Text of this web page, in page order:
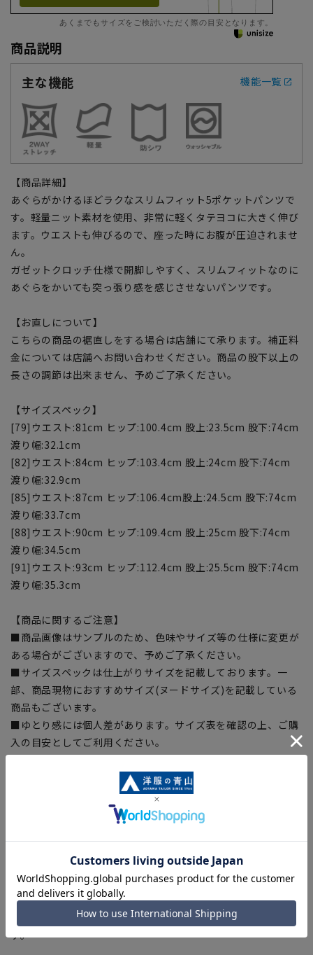
あくまでもサイズをご検討いただく際の目安となります。
商品説明
主な機能
機能一覧
【商品詳細】
あぐらがかけるほどラクなスリムフィット5ポケットパンツで
す。軽量ニット素材を使用、非常に軽くタテヨコに大きく伸び
ます。ウエストも伸びるので、座った時にお腹が圧迫されませ
ん。
ガゼットクロッチ仕様で開脚しやすく、スリムフィットなのに
あぐらをかいても突っ張り感を感じさせないパンツです。
【お直しについて】
こちらの商品の裾直しをする場合は店舗にて承ります。補正料
金については店舗へお問い合わせください。商品の股下以上の
長さの調節は出来ません、予めご了承ください。
【サイズスペック】
[79]ウエスト:81cm ヒップ:100.4cm 股上:23.5cm 股下:74cm
渡り幅:32.1cm
[82]ウエスト:84cm ヒップ:103.4cm 股上:24cm 股下:74cm
渡り幅:32.9cm
[85]ウエスト:87cm ヒップ:106.4cm股上:24.5cm 股下:74cm
渡り幅:33.7cm
[88]ウエスト:90cm ヒップ:109.4cm 股上:25cm 股下:74cm
渡り幅:34.5cm
[91]ウエスト:93cm ヒップ:112.4cm 股上:25.5cm 股下:74cm
渡り幅:35.3cm
【商品に関するご注意】
■商品画像はサンプルのため、色味やサイズ等の仕様に変更が
ある場合がございますので、予めご了承ください。
■サイズスペックは仕上がりサイズを記載しております。一
部、商品現物におすすめサイズ(ヌードサイズ)を記載している
商品もございます。
■ゆとり感には個人差があります。サイズ表を確認の上、ご購
入の目安としてご利用ください。
■生地や仕様・デザインにより、着用感や実際のサイズ表に若
干の誤差が生じる場合がございます。予めご了承ください。
■ブラウザやお使いのモニター環境、また撮影時の室内外の光
加減により、実際の商品と掲載画像の色味が異なる場合がござ
上、ご注文いただいたタイミングにより欠品が発生し、ご注文
を完了できない場合がございます。予めご了承ください。
■お急ぎ発送のご注文につきましても、ご注文のタイミングに
よってはお急ぎ発送サービスを選択できない場合がございま
す。